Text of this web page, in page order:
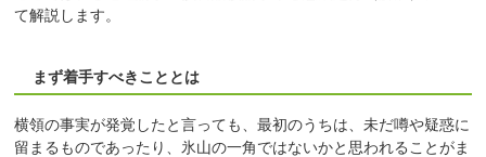
て解説します。
まず着手すべきこととは
横領の事実が発覚したと言っても、最初のうちは、未だ噂や疑惑に
留まるものであったり、氷山の一角ではないかと思われることがま